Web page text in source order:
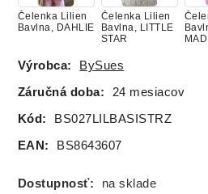
Čelenka Lilien
Bavlna, DAHLIE
Čelenka Lilien
Bavlna, LITTLE
STAR
Čelenka Lilien
Bavlna,
Čelenka Lilien
Bavlna,
LABUŤKY
Výrobca: BySues
Záručná doba: 24 mesiacov
Kód: BS027LILBASISTRZ
EAN: BS8643607
Dostupnosť: na sklade